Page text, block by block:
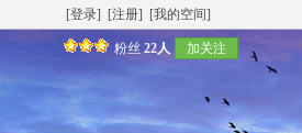
[登录] [注册] [我的空间]
粉丝 22人 加关注